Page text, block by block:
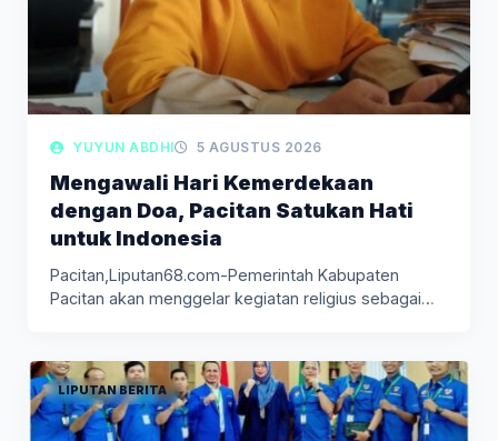
YUYUN ABDHI 5 AGUSTUS 2026
Mengawali Hari Kemerdekaan
dengan Doa, Pacitan Satukan Hati
untuk Indonesia
Pacitan,Liputan68.com-Pemerintah Kabupaten
Pacitan akan menggelar kegiatan religius sebagai
LIPUTAN BERITA